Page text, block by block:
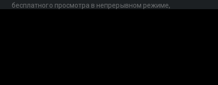
бесплатного просмотра в непрерывном режиме,